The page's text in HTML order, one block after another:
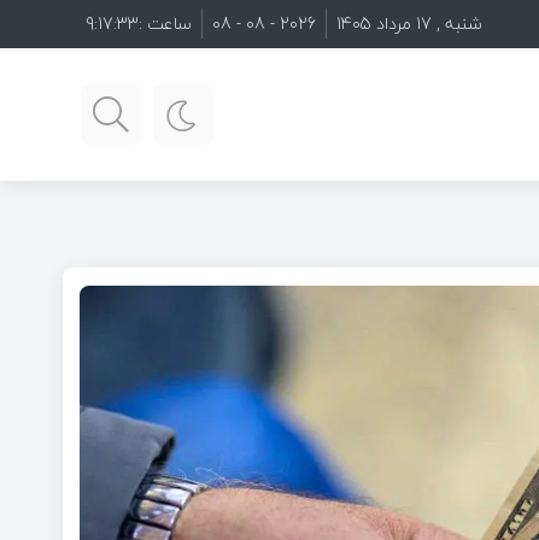
شنبه , 17 مرداد 1405 2026 - 08 - 08 ساعت :9:17:34